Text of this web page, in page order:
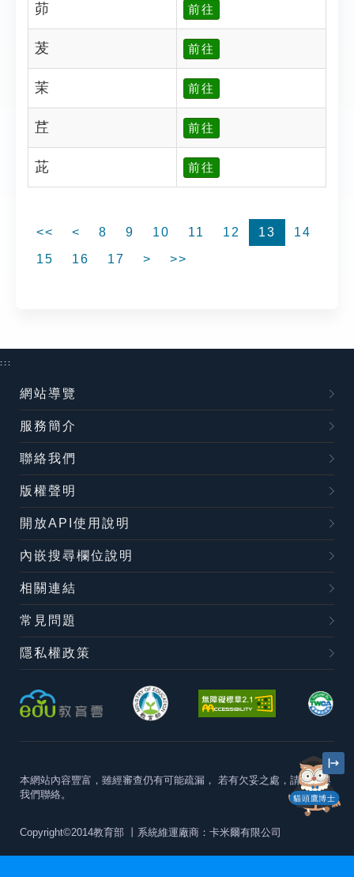
茆 前往
茇 前往
茉 前往
茊 前往
茈 前往
<< < 8 9 10 11 12 13
14
15
16 17 > >>
貓頭鷹博士
:::
網站導覽
服務簡介
聯絡我們
版權聲明
開放API使用說明
內嵌搜尋欄位說明
相關連結
常見問題
隱私權政策
本網站內容豐富，雖經審查仍有可能疏漏， 若有欠妥之處，請隨時與
我們聯絡。
Copyright©2014教育部 丨系統維運廠商：卡米爾有限公司